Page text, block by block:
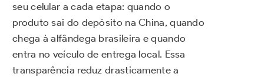
seu celular a cada etapa: quando o
produto sai do depósito na China, quando
chega à alfândega brasileira e quando
entra no veículo de entrega local. Essa
transparência reduz drasticamente a